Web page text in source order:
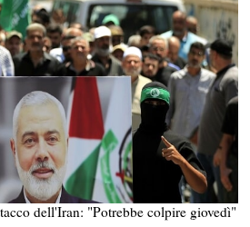
dell'Iran: "Potrebbe colpire giovedì"